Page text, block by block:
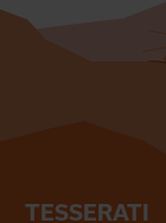
TESSERATI